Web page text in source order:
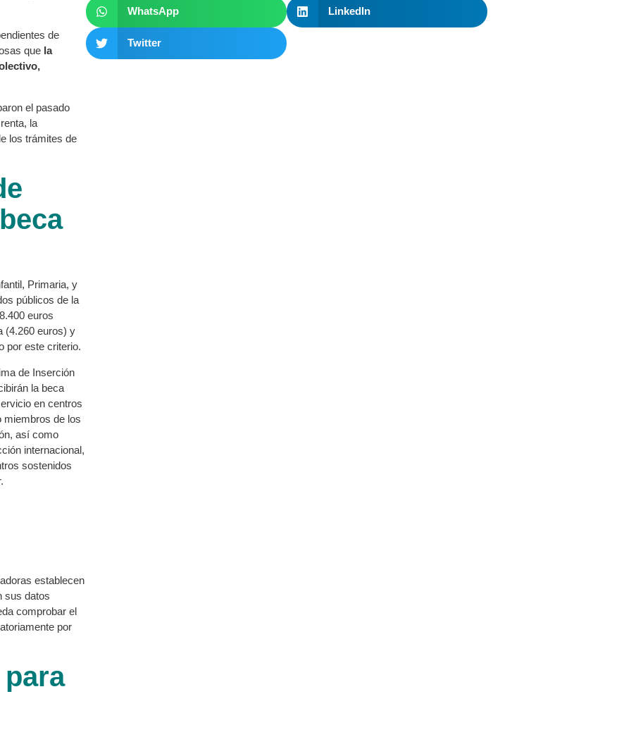
de
que la
el pasado
la
los trámites de
Primaria, y
públicos de la
euros
(4.260 euros) y
por este criterio.
de Inserción
la beca
en centros
miembros de los
así como
internacional,
sostenidos
establecen
sus datos
comprobar el
por
WhatsApp LinkedIn
Twitter